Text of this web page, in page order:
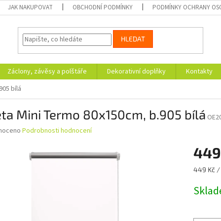
JAK NAKUPOVAT OBCHODNÍ PODMÍNKY PODMÍNKY OCHRANY
HLEDAT
Záclony, závěsy a polštáře Dekorativní doplňky
Kontakty
bílá
Mini Termo 80x150cm, b.905 bílá
Podrobnosti hodnocení
Měrná
449 Kč /